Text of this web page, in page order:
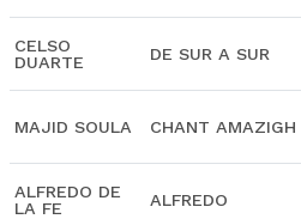
CELSO
DUARTE
DE SUR A SUR
MAJID SOULA CHANT AMAZIGH
ALFREDO DE
LA FE
ALFREDO